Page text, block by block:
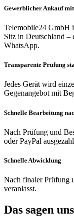
Gewerblicher Ankauf
Telemobile24 GmbH
Sitz in Deutschland –
WhatsApp.
Transparente Prüfung
Jedes Gerät wird
Gegenangebot mit
Schnelle Bearbeitung
Nach Prüfung und
oder PayPal
Schnelle Abwicklung
Nach finaler Prüfung
veranlasst.
Das sagen